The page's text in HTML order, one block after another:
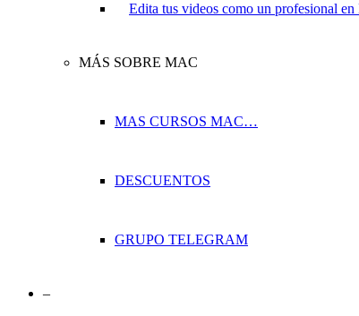
MÁS SOBRE MAC
MAS CURSOS MAC…
DESCUENTOS
GRUPO TELEGRAM
–